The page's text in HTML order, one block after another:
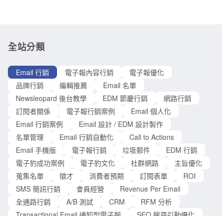
他們對你品牌的認同。你可以在客戶生日之前、當天、或是生
日當月，提供特別的優惠。讓生日祝福 Email 的格式就像你親
手寫的並感謝他們成為你的忠實顧客。 2. 收集評價 在客戶購買
商品之後，寄發一封 Email 鼓勵他們為購買的商品留下評價。
這除了可以了解客戶的評價以外，還可以讓客戶感覺到你重視
他們使用商品後的感覺，因而建立品牌忠誠度，讓他們未來會
想再回到你
全站分類
Email 行銷 電子報內容行銷
電子報優化
品牌行銷
編輯推薦
Email 名單
Newsleopard 後台教學
EDM 節慶行銷
網路行銷
訂閱者關係
電子報行銷案例
Email 個人化
Email 行銷案例
Email 設計 / EDM 設計製作
名單管理
Email 行銷自動化
Call to Actions
Email 手機版
電子報行銷 垃圾郵件
EDM 行銷
電子豹成功案例
電子豹文化 社群網路
主旨優化
蒐集名單
徵才 消費者預期 訂閱表單
ROI
SMS 簡訊行銷
會員經營
Revenue Per Email
全通路行銷
A/B 測試 CRM
RFM 分析